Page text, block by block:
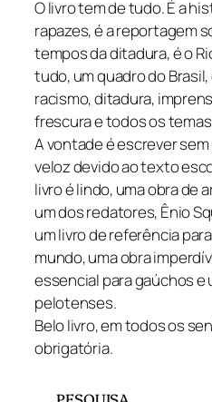
O livro tem de tudo. É a
rapazes, é a reportagem
tempos da ditadura, é o
tudo, um quadro do
racismo, ditadura,
frescura e todos os
A vontade é escrever
veloz devido ao texto
livro é lindo, uma obra de
um dos redatores, Ênio
um livro de referência
mundo, uma obra
essencial para gaúchos e
pelotenses.
Belo livro, em todos os
obrigatória.